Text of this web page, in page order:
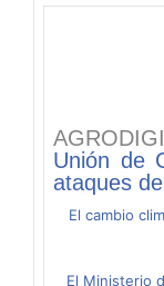
Unión de
ataques
El cambio
El Ministerio